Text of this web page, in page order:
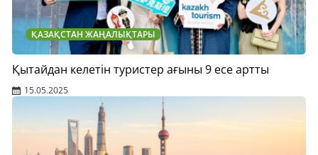
ҚАЗАҚСТАН ЖАҢАЛЫҚТАРЫ
Қытайдан келетін туристер ағыны 9 есе артты
15.05.2025